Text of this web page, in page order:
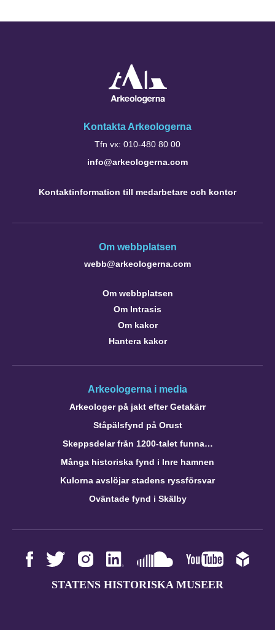
Kontakta Arkeologerna
Tfn vx: 010-480 80 00
info@arkeologerna.com
Kontaktinformation till medarbetare och kontor
Om webbplatsen
webb@arkeologerna.com
Om webbplatsen
Om Intrasis
Om kakor
Hantera kakor
Arkeologerna i media
Arkeologer på jakt efter Getakärr
Ståpälsfynd på Orust
Skeppsdelar från 1200-talet funna…
Många historiska fynd i Inre hamnen
Kulorna avslöjar stadens ryssförsvar
Oväntade fynd i Skälby
STATENS HISTORISKA MUSEER